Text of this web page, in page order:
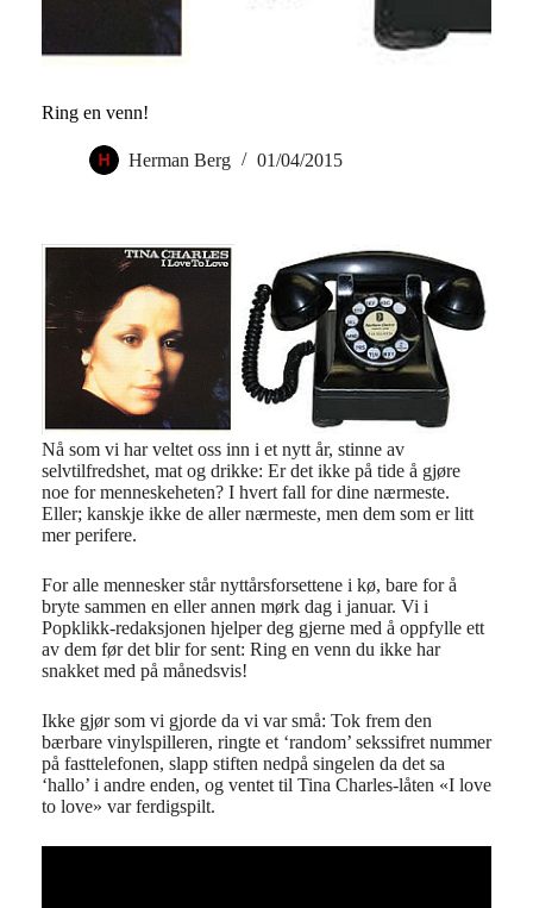
Ring en venn!
Herman Berg 01/04/2015
Nå som vi har veltet oss inn i et nytt år, stinne av
selvtilfredshet, mat og drikke: Er det ikke på tide å gjøre
noe for menneskeheten? I hvert fall for dine nærmeste.
Eller; kanskje ikke de aller nærmeste, men dem som er litt
mer perifere.
For alle mennesker står nyttårsforsettene i kø, bare for å
bryte sammen en eller annen mørk dag i januar. Vi i
Popklikk-redaksjonen hjelper deg gjerne med å oppfylle ett
av dem før det blir for sent: Ring en venn du ikke har
snakket med på månedsvis!
Ikke gjør som vi gjorde da vi var små: Tok frem den
bærbare vinylspilleren, ringte et ‘random’ sekssifret nummer
på fasttelefonen, slapp stiften nedpå singelen da det sa
‘hallo’ i andre enden, og ventet til Tina Charles-låten «I love
to love» var ferdigspilt.